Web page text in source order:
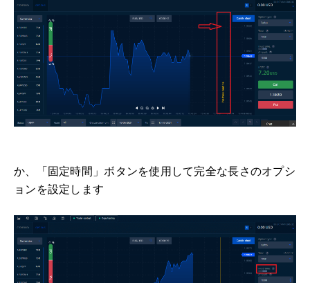
か、「固定時間」ボタンを使用して完全な長さのオプシ
ョンを設定します